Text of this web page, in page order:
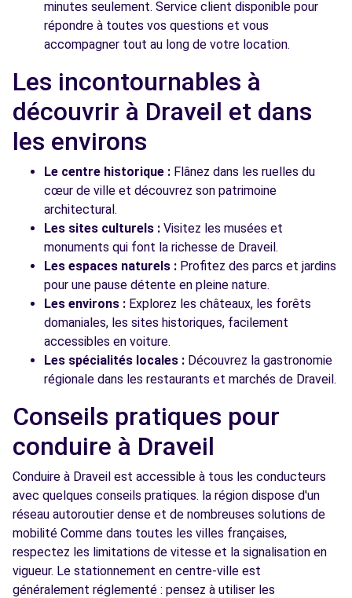
minutes seulement. Service client disponible pour
répondre à toutes vos questions et vous
accompagner tout au long de votre location.
Les incontournables à
découvrir à Draveil et dans
les environs
Le centre historique : Flânez dans les ruelles du
cœur de ville et découvrez son patrimoine
architectural.
Les sites culturels : Visitez les musées et
monuments qui font la richesse de Draveil.
Les espaces naturels : Profitez des parcs et jardins
pour une pause détente en pleine nature.
Les environs : Explorez les châteaux, les forêts
domaniales, les sites historiques, facilement
accessibles en voiture.
Les spécialités locales : Découvrez la gastronomie
régionale dans les restaurants et marchés de Draveil.
Conseils pratiques pour
conduire à Draveil
Conduire à Draveil est accessible à tous les conducteurs
avec quelques conseils pratiques. la région dispose d'un
réseau autoroutier dense et de nombreuses solutions de
mobilité Comme dans toutes les villes françaises,
respectez les limitations de vitesse et la signalisation en
vigueur. Le stationnement en centre-ville est
généralement réglementé : pensez à utiliser les